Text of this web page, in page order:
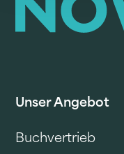
Unser Angebot
Buchvertrieb